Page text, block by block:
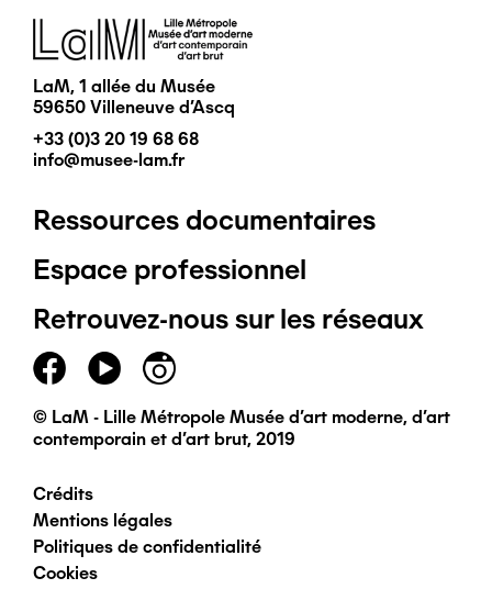
Image
LaM, 1 allée du Musée
59650 Villeneuve d'Ascq
+33 (0)3 20 19 68 68
info@musee-lam.fr
Pied
de
page
principal
Ressources documentaires
Espace professionnel
Retrouvez-nous sur les réseaux
© LaM - Lille Métropole Musée d'art moderne, d'art
contemporain et d'art brut, 2019
Pied
de
Crédits
Mentions légales
Politiques de confidentialité
Cookies